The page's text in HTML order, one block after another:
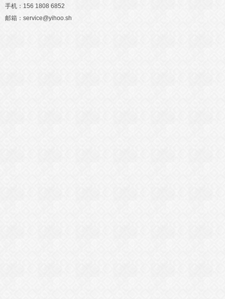
手机：156 1808 6852
邮箱：service@yihoo.sh